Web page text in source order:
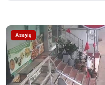
Asayiş